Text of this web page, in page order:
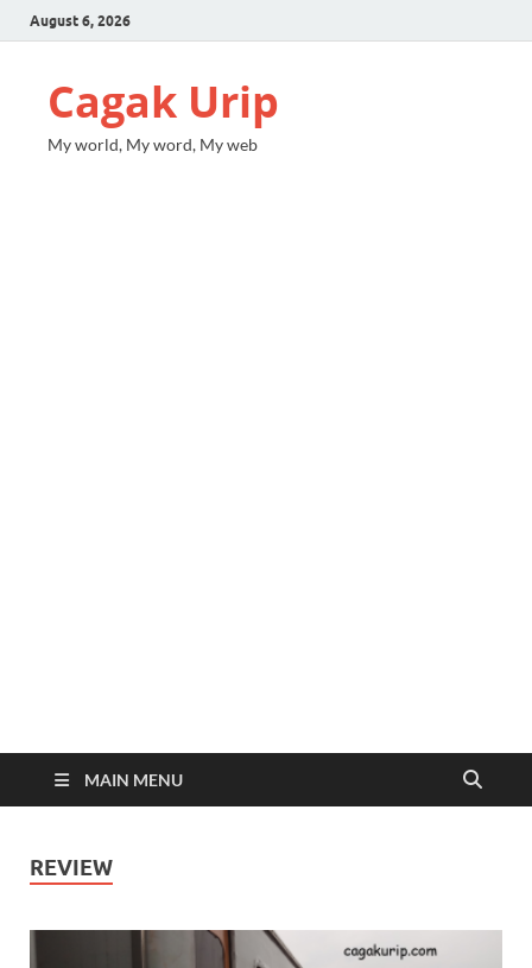
August 6, 2026
Cagak Urip
My world, My word, My web
MAIN MENU
REVIEW